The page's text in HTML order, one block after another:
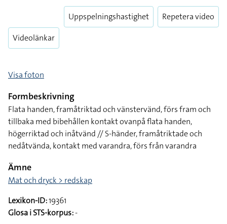
Videolänkar
Uppspelningshastighet Repetera video
Visa foton
Formbeskrivning
Flata handen, framåtriktad och vänstervänd, förs fram och
tillbaka med bibehållen kontakt ovanpå flata handen,
högerriktad och inåtvänd // S-händer, framåtriktade och
nedåtvända, kontakt med varandra, förs från varandra
Ämne
Mat och dryck > redskap
Lexikon-ID:19361
Glosa i STS-korpus:-